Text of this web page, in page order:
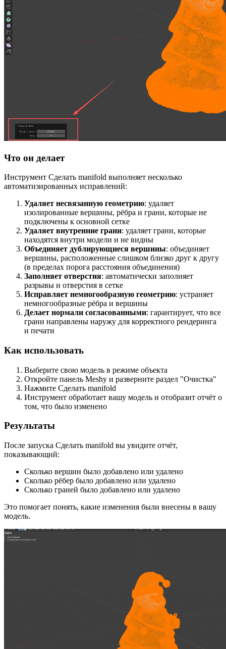
Что он делает
Инструмент Сделать manifold выполняет несколько
автоматизированных исправлений:
Удаляет несвязанную геометрию: удаляет
изолированные вершины, рёбра и грани, которые не
подключены к основной сетке
Удаляет внутренние грани: удаляет грани, которые
находятся внутри модели и не видны
Объединяет дублирующиеся вершины: объединяет
вершины, расположенные слишком близко друг к другу
(в пределах порога расстояния объединения)
Заполняет отверстия: автоматически заполняет
разрывы и отверстия в сетке
Исправляет немногообразную геометрию: устраняет
немногообразные рёбра и вершины
Делает нормали согласованными: гарантирует, что все
грани направлены наружу для корректного рендеринга
и печати
Как использовать
Выберите свою модель в режиме объекта
Откройте панель Meshy и разверните раздел "Очистка"
Нажмите Сделать manifold
Инструмент обработает вашу модель и отобразит отчёт о
том, что было изменено
Результаты
После запуска Сделать manifold вы увидите отчёт,
показывающий:
Сколько вершин было добавлено или удалено
Сколько рёбер было добавлено или удалено
Сколько граней было добавлено или удалено
Это помогает понять, какие изменения были внесены в вашу
модель.